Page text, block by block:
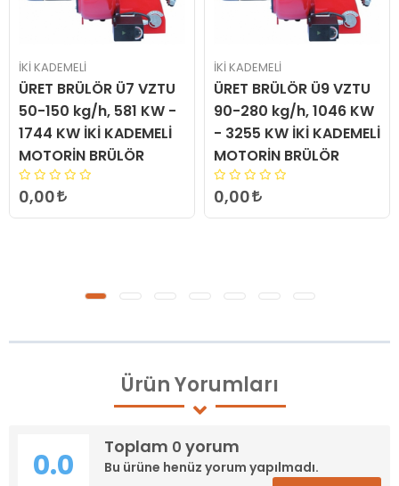
İKİ KADEMELİ
ÜRET BRÜLÖR Ü7 VZTU
50-150 kg/h, 581 KW -
1744 KW İKİ KADEMELİ
MOTORİN BRÜLÖR
0,00
İKİ KADEMELİ
ÜRET BRÜLÖR Ü9 VZTU
90-280 kg/h, 1046 KW
- 3255 KW İKİ KADEMELİ
MOTORİN BRÜLÖR
0,00
ÜrünYorumları
Toplam 0 yorum
Bu ürüne henüz yorum yapılmadı.
0.0